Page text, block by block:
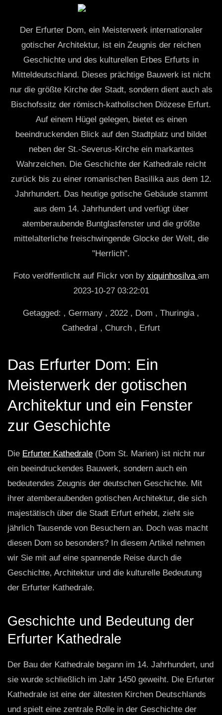
Der Erfurter Dom, ein Meisterwerk internationaler
gotischer Architektur, ist ein Zeugnis der reichen
Geschichte und des kulturellen Erbes Erfurts in
Mitteldeutschland. Dieses prächtige Bauwerk ist nicht
nur die größte Kirche der Stadt, sondern dient auch als
Bischofssitz der römisch-katholischen Diözese Erfurt.
Auf einem Hügel gelegen, bietet es einen
beeindruckenden Blick auf den Stadtplatz und bildet
neben der St.-Severus-Kirche ein markantes
Wahrzeichen. Die Geschichte der Kathedrale reicht
zurück bis zu einer romanischen Basilika aus dem 12.
Jahrhundert. Das heutige gotische Gebäude stammt
aus dem 14. Jahrhundert und verfügt über
atemberaubende Buntglasfenster und die größte
mittelalterliche freischwingende Glocke der Welt, die
"Herrlich".
Foto veröffentlicht auf Flickr von by xiquinhosilva am
2023-10-27 03:22:01
Getagged: , Germany , 2022 , Dom , Thuringia ,
Cathedral , Church , Erfurt
Das Erfurter Dom: Ein
Meisterwerk der gotischen
Architektur und ein Fenster
zur Geschichte
Die Erfurter Kathedrale (Dom St. Marien) ist nicht nur
ein beeindruckendes Bauwerk, sondern auch ein
bedeutendes Zeugnis der deutschen Geschichte. Mit
ihrer atemberaubenden gotischen Architektur, die sich
majestätisch über die Stadt Erfurt erhebt, zieht sie
jährlich Tausende von Besuchern an. Doch was macht
diesen Dom so besonders? In diesem Artikel nehmen
wir Sie mit auf eine spannende Reise durch die
Geschichte, Architektur und die kulturelle Bedeutung
der Erfurter Kathedrale.
Geschichte und Bedeutung der
Erfurter Kathedrale
Der Bau der Kathedrale begann im 14. Jahrhundert, und
sie wurde schließlich im Jahr 1450 geweiht. Die Erfurter
Kathedrale ist eine der ältesten Kirchen Deutschlands
und spielt eine zentrale Rolle in der Geschichte der